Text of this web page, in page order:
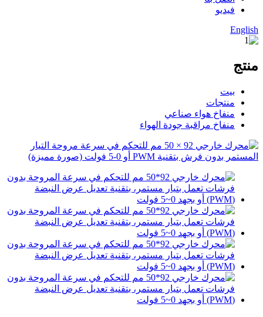
فيديو
English
منتج
بيت
منتجات
منفاخ هواء صناعي
منفاخ مراقبة جودة الهواء